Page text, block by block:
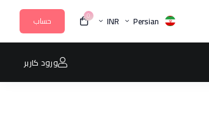
Persian
INR
0 حساب
ورود کاربر